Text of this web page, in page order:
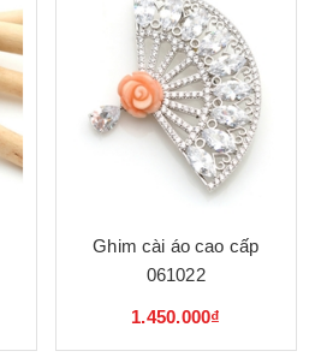
Ghim cài áo cao cấp
061022
1.450.000₫